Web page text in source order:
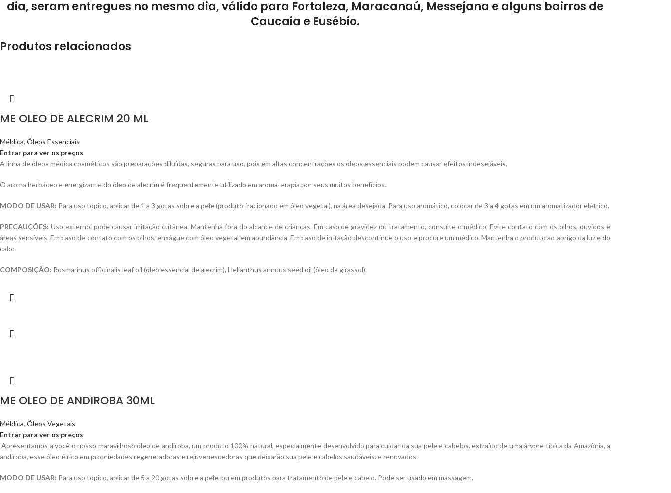
dia, seram entregues no mesmo dia, válido para Fortaleza, Maracanaú, Messejana e alguns bairros de
Caucaia e Eusébio.
Produtos relacionados
ME OLEO DE ALECRIM 20 ML
Méldica, Óleos Essenciais
Entrar para ver os preços
A linha de óleos médica cosméticos são preparações diluídas, seguras para uso, pois em altas concentrações os óleos essenciais podem causar efeitos indesejáveis.
O aroma herbáceo e energizante do óleo de alecrim é frequentemente utilizado em aromaterapia por seus muitos benefícios.
MODO DE USAR: Para uso tópico, aplicar de 1 a 3 gotas sobre a pele (produto fracionado em óleo vegetal), na área desejada. Para uso aromático, colocar de 3 a 4 gotas em um aromatizador elétrico.
PRECAUÇÕES: Uso externo, pode causar irritação cutânea. Mantenha fora do alcance de crianças. Em caso de gravidez ou tratamento, consulte o médico. Evite contato com os olhos, ouvidos e
áreas sensíveis. Em caso de contato com os olhos, enxágue com óleo vegetal em abundância. Em caso de irritação descontinue o uso e procure um médico. Mantenha o produto ao abrigo da luz e do
calor.
COMPOSIÇÃO: Rosmarinus officinalis leaf oil (óleo essencial de alecrim), Helianthus annuus seed oil (óleo de girassol).
ME OLEO DE ANDIROBA 30ML
Méldica, Óleos Vegetais
Entrar para ver os preços
Apresentamos a você o nosso maravilhoso óleo de andiroba, um produto 100% natural, especialmente desenvolvido para cuidar da sua pele e cabelos. extraído de uma árvore típica da Amazônia, a
andiroba, esse óleo é rico em propriedades regeneradoras e rejuvenescedoras que deixarão sua pele e cabelos saudáveis. e renovados.
MODO DE USAR: Para uso tópico, aplicar de 5 a 20 gotas sobre a pele, ou em produtos para tratamento de pele e cabelo. Pode ser usado em massagem.